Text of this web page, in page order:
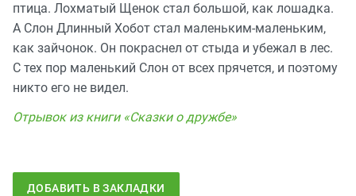
птица. Лохматый Щенок стал большой, как лошадка.
А Cлон Длинный Хобот стал маленьким-маленьким,
как зайчонок. Он покраснел от стыда и убежал в лес.
С тех пор маленький Cлон от всех прячется, и поэтому
никто его не видел.
Отрывок из книги «Сказки о дружбе»
ДОБАВИТЬ В ЗАКЛАДКИ